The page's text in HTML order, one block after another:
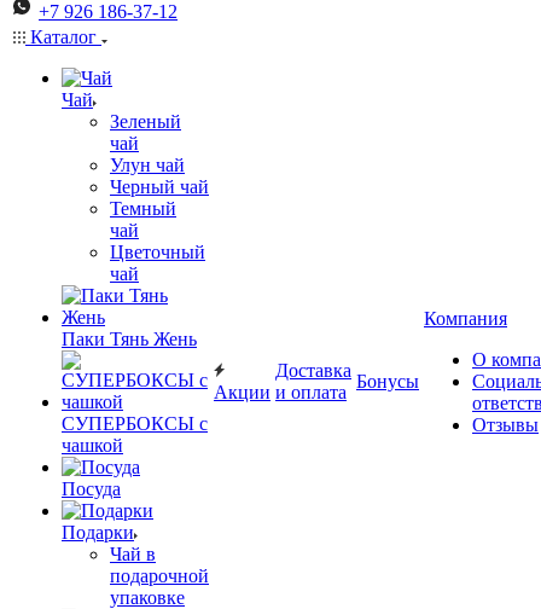
+7 926 186-37-12
Каталог
Чай
Зеленый
чай
Улун чай
Черный чай
Темный
чай
Цветочный
чай
Паки Тянь Жень
СУПЕРБОКСЫ с
чашкой
Посуда
Подарки
Чай в
подарочной
упаковке
Акции
Доставка
и оплата
Бонусы
Компания
О
Отзывы